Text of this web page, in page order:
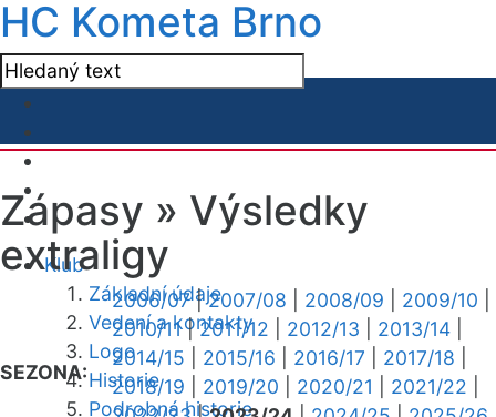
HC Kometa Brno
Klub
Základní údaje
Vedení a kontakty
Logo
Historie
Podrobná historie
Zápasy » Výsledky
extraligy
SEZONA:
2006/07|2007/08 2008/09 2009/10
2010/11|2011/12 2012/13 2013/14
2014/15
2015/16 2016/17 2017/18
2018/19
2019/20 2020/21 2021/22